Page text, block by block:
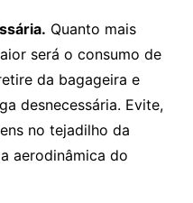
Quanto mais
será o consumo de
da bagageira e
desnecessária. Evite,
no tejadilho da
aerodinâmica do